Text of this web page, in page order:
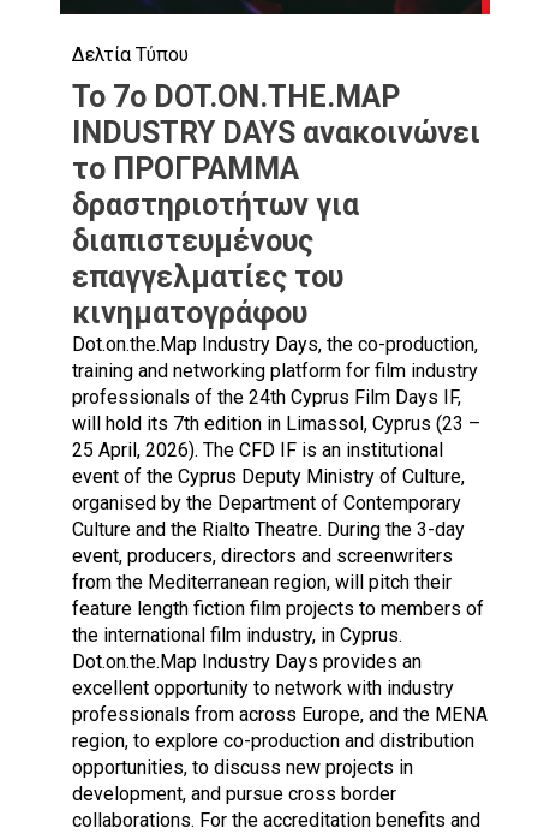
Δελτία Τύπου
Το 7ο DOT.ON.THE.MAP
INDUSTRY DAYS ανακοινώνει
το ΠΡΟΓΡΑΜΜΑ
δραστηριοτήτων για
διαπιστευμένους
επαγγελματίες του
κινηματογράφου
Dot.on.the.Map Ιndustry Days, the co-production,
training and networking platform for film industry
professionals of the 24th Cyprus Film Days IF,
will hold its 7th edition in Limassol, Cyprus (23 –
25 April, 2026). Τhe CFD IF is an institutional
event of the Cyprus Deputy Ministry of Culture,
organised by the Department of Contemporary
Culture and the Rialto Theatre. During the 3-day
event, producers, directors and screenwriters
from the Mediterranean region, will pitch their
feature length fiction film projects to members of
the international film industry, in Cyprus.
Dot.on.the.Map Industry Days provides an
excellent opportunity to network with industry
professionals from across Europe, and the MENA
region, to explore co-production and distribution
opportunities, to discuss new projects in
development, and pursue cross border
collaborations. For the accreditation benefits and